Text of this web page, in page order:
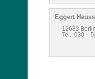
Eggert
12683
Tel.: 030 –